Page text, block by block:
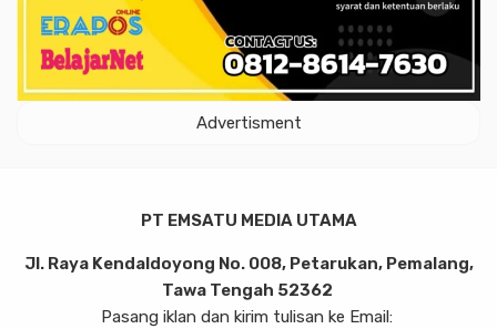
Advertisment
PT EMSATU MEDIA UTAMA
Jl. Raya Kendaldoyong No. 008, Petarukan, Pemalang,
Tawa Tengah 52362
Pasang iklan dan kirim tulisan ke Email: